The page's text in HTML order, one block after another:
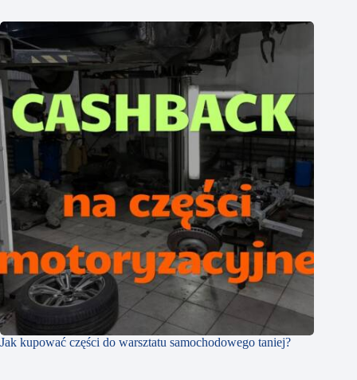
Jak kupować części do warsztatu samochodowego taniej?